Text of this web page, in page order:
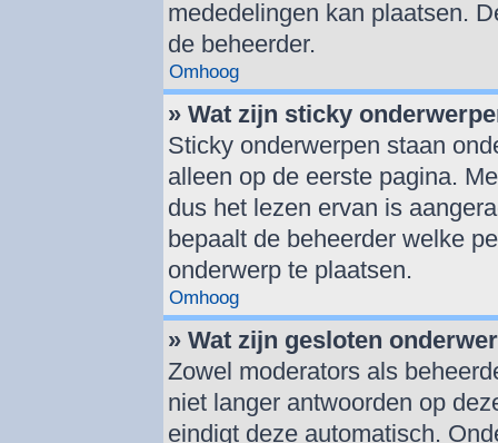
mededelingen kan plaatsen.
de beheerder.
Omhoog
» Wat zijn sticky
Sticky onderwerpen staan
alleen op de eerste pagina.
dus het lezen ervan is
bepaalt de beheerder welke
onderwerp te plaatsen.
Omhoog
» Wat zijn gesloten
Zowel moderators als
niet langer antwoorden op
eindigt deze automatisch.